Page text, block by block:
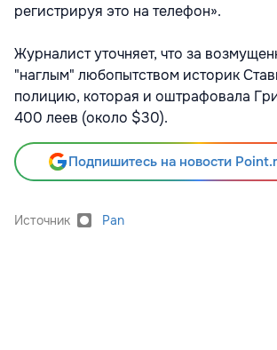
регистрируя это на телефон».
Журналист уточняет, что за
"наглым" любопытством историк
полицию, которая и оштрафовала
400 леев (около $30).
Подпишитесь на новости
Источник Pan